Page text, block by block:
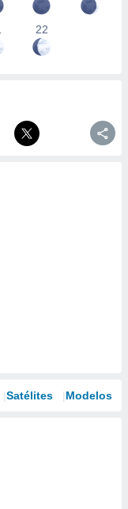
22
Satélites Modelos